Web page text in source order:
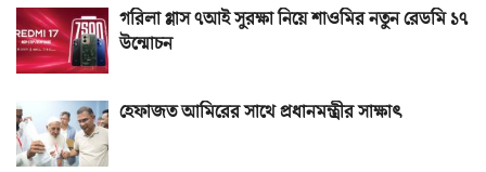
গরিলা গ্লাস ৭আই সুরক্ষা নিয়ে শাওমির নতুন রেডমি ১৭
উন্মোচন
হেফাজত আমিরের সাথে প্রধানমন্ত্রীর সাক্ষাৎ